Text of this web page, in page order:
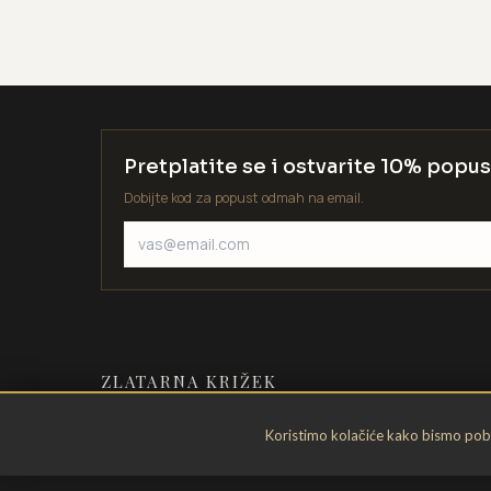
Koristimo kolačiće kako bismo
Pretplatite se i ostvarite 10%
Dobijte kod za popust odmah na email.
ZLATARNA KRIŽEK